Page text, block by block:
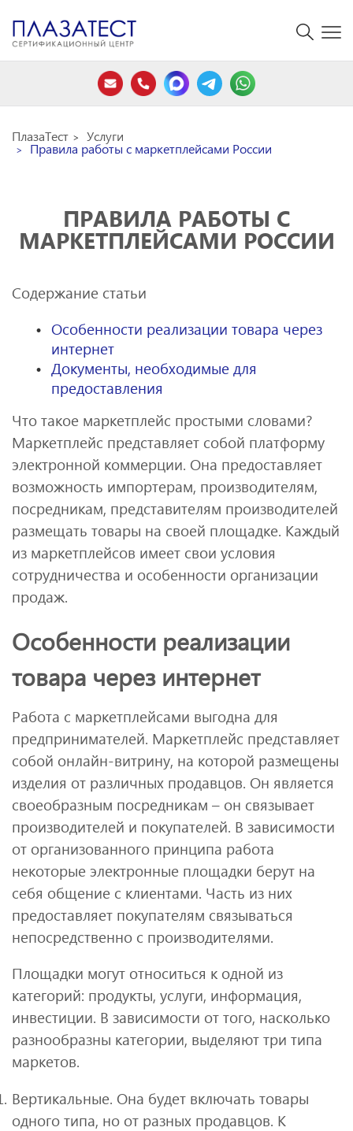
ПлазаТест Услуги
Правила работы с маркетплейсами России
ПРАВИЛА РАБОТЫ С
МАРКЕТПЛЕЙСАМИ РОССИИ
Содержание статьи
Особенности реализации товара через
интернет
Документы, необходимые для
предоставления
Что такое маркетплейс простыми словами?
Маркетплейс представляет собой платформу
электронной коммерции. Она предоставляет
возможность импортерам, производителям,
посредникам, представителям производителей
размещать товары на своей площадке. Каждый
из маркетплейсов имеет свои условия
сотрудничества и особенности организации
продаж.
Особенности реализации
товара через интернет
Работа с маркетплейсами выгодна для
предпринимателей. Маркетплейс представляет
собой онлайн-витрину, на которой размещены
изделия от различных продавцов. Он является
своеобразным посредникам – он связывает
производителей и покупателей. В зависимости
от организованного принципа работа
некоторые электронные площадки берут на
себя общение с клиентами. Часть из них
предоставляет покупателям связываться
непосредственно с производителями.
Площадки могут относиться к одной из
категорий: продукты, услуги, информация,
инвестиции. В зависимости от того, насколько
разнообразны категории, выделяют три типа
маркетов.
Вертикальные. Она будет включать товары
одного типа, но от разных продавцов. К